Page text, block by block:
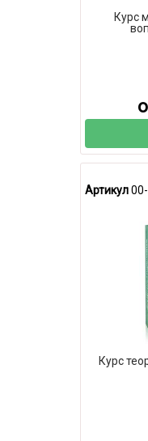
Курс
Артикул
Курс